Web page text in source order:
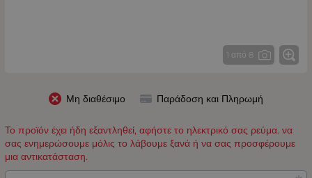
1 από 8
Μη διαθέσιμο Παράδοση και Πληρωμή
Το προϊόν έχει ήδη εξαντληθεί, αφήστε το ηλεκτρικό σας ρεύμα. να
σας ενημερώσουμε μόλις το λάβουμε ξανά ή να σας προσφέρουμε
μια αντικατάσταση.